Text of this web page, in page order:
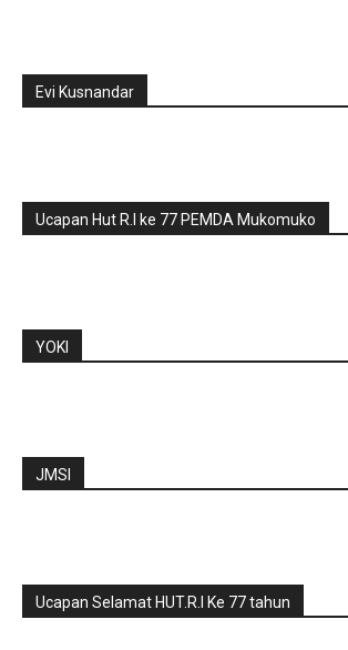
Evi Kusnandar
Ucapan Hut R.I ke 77 PEMDA Mukomuko
YOKI
JMSI
Ucapan Selamat HUT.R.I Ke 77 tahun